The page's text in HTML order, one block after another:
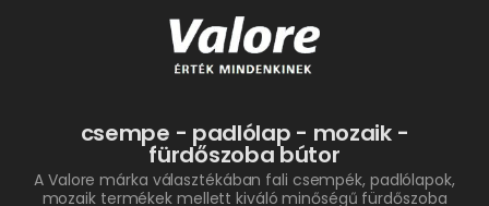
csempe - padlólap - mozaik -
fürdőszoba bútor
A Valore márka választékában fali csempék, padlólapok,
mozaik termékek mellett kiváló minőségű fürdőszoba